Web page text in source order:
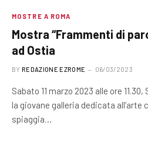
MOSTRE A ROMA
Mostra “Frammenti di
ad Ostia
BY REDAZIONE EZROME 06/03/2023
Sabato 11 marzo 2023 alle ore
la giovane galleria dedicata all’arte
spiaggia…